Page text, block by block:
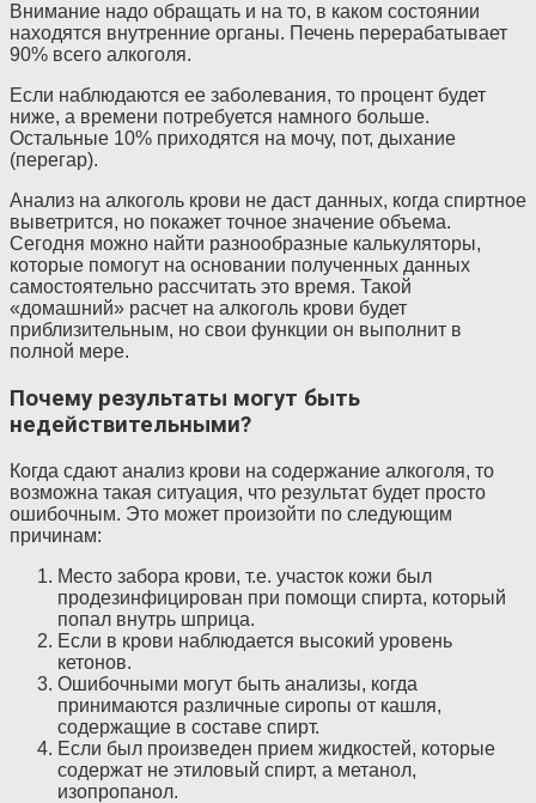
Внимание надо обращать и на то, в каком состоянии
находятся внутренние органы. Печень перерабатывает
90% всего алкоголя.
Если наблюдаются ее заболевания, то процент будет
ниже, а времени потребуется намного больше.
Остальные 10% приходятся на мочу, пот, дыхание
(перегар).
Анализ на алкоголь крови не даст данных, когда спиртное
выветрится, но покажет точное значение объема.
Сегодня можно найти разнообразные калькуляторы,
которые помогут на основании полученных данных
самостоятельно рассчитать это время. Такой
«домашний» расчет на алкоголь крови будет
приблизительным, но свои функции он выполнит в
полной мере.
Почему результаты могут быть
недействительными?
Когда сдают анализ крови на содержание алкоголя, то
возможна такая ситуация, что результат будет просто
ошибочным. Это может произойти по следующим
причинам:
Место забора крови, т.е. участок кожи был
продезинфицирован при помощи спирта, который
попал внутрь шприца.
Если в крови наблюдается высокий уровень
кетонов.
Ошибочными могут быть анализы, когда
принимаются различные сиропы от кашля,
содержащие в составе спирт.
Если был произведен прием жидкостей, которые
содержат не этиловый спирт, а метанол,
изопропанол.